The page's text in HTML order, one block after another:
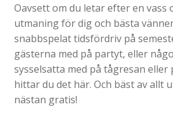
Oavsett om du letar efter en vass
utmaning för dig och bästa
snabbspelat tidsfördriv på
gästerna med på partyt, eller
sysselsatta med på tågresan eller
hittar du det här. Och bäst av allt
nästan gratis!